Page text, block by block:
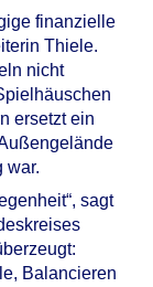
finanzielle
Thiele.
nicht
ersetzt ein
war.
sagt
Balancieren